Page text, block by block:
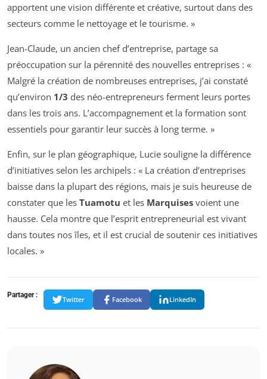
apportent une vision différente et créative, surtout dans des
secteurs comme le nettoyage et le tourisme. »
Jean-Claude, un ancien chef d’entreprise, partage sa
préoccupation sur la pérennité des nouvelles entreprises : «
Malgré la création de nombreuses entreprises, j’ai constaté
qu’environ 1/3 des néo-entrepreneurs ferment leurs portes
dans les trois ans. L’accompagnement et la formation sont
essentiels pour garantir leur succès à long terme. »
Enfin, sur le plan géographique, Lucie souligne la différence
d’initiatives selon les archipels : « La création d’entreprises
baisse dans la plupart des régions, mais je suis heureuse de
constater que les Tuamotu et les Marquises voient une
hausse. Cela montre que l’esprit entrepreneurial est vivant
dans toutes nos îles, et il est crucial de soutenir ces initiatives
locales. »
Partager :
Twitter Facebook LinkedIn